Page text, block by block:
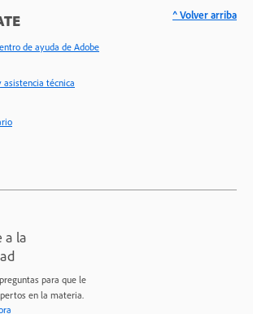
de ayuda de Adobe
asistencia técnica
a la
para que le
en la materia.
^ Volver arriba